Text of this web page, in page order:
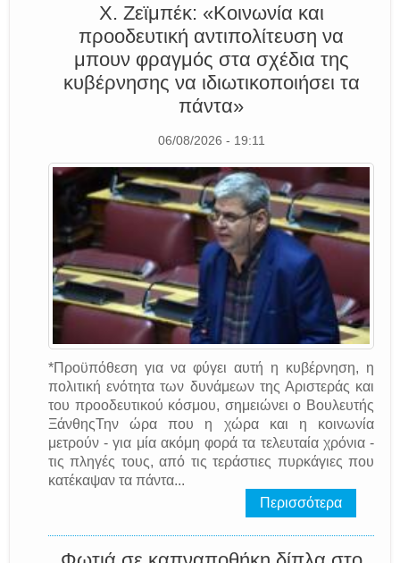
Χ. Ζεϊμπέκ: «Κοινωνία και
προοδευτική αντιπολίτευση να
μπουν φραγμός στα σχέδια της
κυβέρνησης να ιδιωτικοποιήσει τα
πάντα»
06/08/2026 - 19:11
*Προϋπόθεση για να φύγει αυτή η κυβέρνηση, η
πολιτική ενότητα των δυνάμεων της Αριστεράς και
του προοδευτικού κόσμου, σημειώνει ο Βουλευτής
ΞάνθηςΤην ώρα που η χώρα και η κοινωνία
μετρούν - για μία ακόμη φορά τα τελευταία χρόνια -
τις πληγές τους, από τις τεράστιες πυρκάγιες που
κατέκαψαν τα πάντα...
Περισσότερα